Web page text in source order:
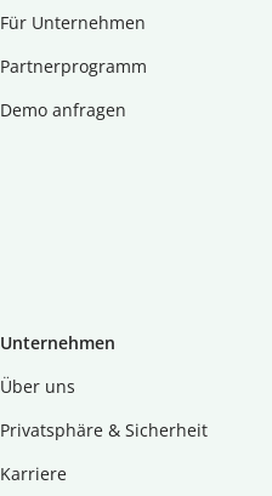
Für Unternehmen
Partnerprogramm
Demo anfragen
Unternehmen
Über uns
Privatsphäre & Sicherheit
Karriere